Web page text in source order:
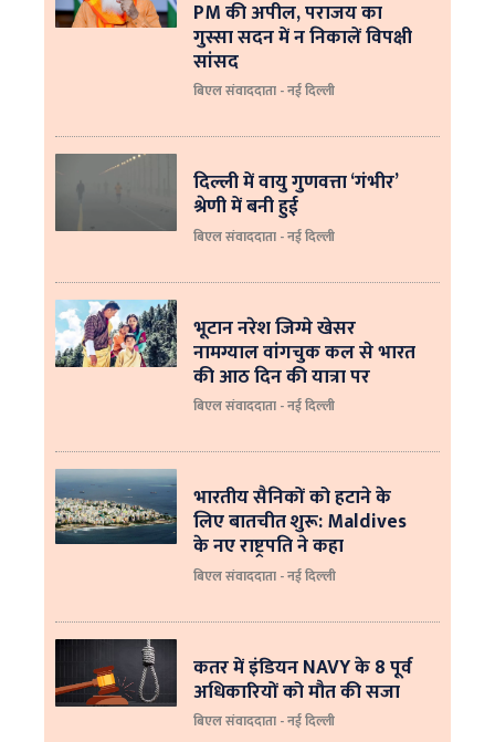
PM की अपील, पराजय का
गुस्सा सदन में न निकालें विपक्षी
सांसद
बिएल संवाददाता - नई दिल्ली
दिल्ली में वायु गुणवत्ता ‘गंभीर’
श्रेणी में बनी हुई
बिएल संवाददाता - नई दिल्ली
भूटान नरेश जिग्मे खेसर
नामग्याल वांगचुक कल से भारत
की आठ दिन की यात्रा पर
बिएल संवाददाता - नई दिल्ली
भारतीय सैनिकों को हटाने के
लिए बातचीत शुरू: Maldives
के नए राष्ट्रपति ने कहा
बिएल संवाददाता - नई दिल्‍ली
कतर में इंडियन NAVY के 8 पूर्व
अधिकारियों को मौत की सजा
बिएल संवाददाता - नई दिल्ली